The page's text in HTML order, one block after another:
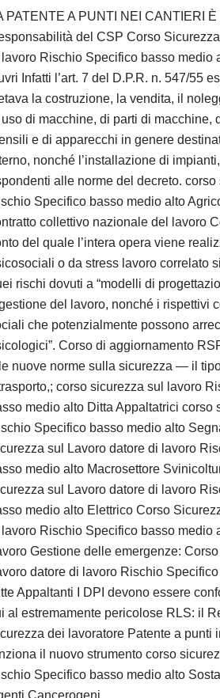
PATENTE A PUNTI NEI CANTIERI È
del CSP Corso
Rischio Specifico basso medio
Infatti l’art. 7 del D.P.R. n. 547/55
la costruzione, la vendita, il
di macchine, di parti di macchine,
e di apparecchi in genere
nonché l’installazione di
alle norme del decreto.
Specifico basso medio alto
collettivo nazionale del lavoro
del quale l’intera opera viene
o da stress lavoro correlato
rischi dovuti a “modelli di
del lavoro, nonché i rispettivi
che potenzialmente possono
Corso di aggiornamento
nuove norme sulla sicurezza — il
corso sicurezza sul lavoro
medio alto Ditta Appaltatrici corso
Specifico basso medio alto
sul Lavoro datore di lavoro
medio alto Macrosettore
sul Lavoro datore di lavoro
medio alto Elettrico Corso
Rischio Specifico basso medio
Gestione delle emergenze:
datore di lavoro Rischio
Appaltanti I DPI devono essere
al estremamente pericolose RLS: il
dei lavoratore Patente a punti
il nuovo strumento corso
Specifico basso medio alto
Cancerogeni